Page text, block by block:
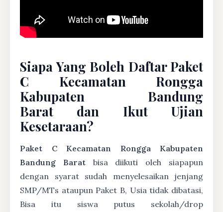
Siapa Yang Boleh Daftar Paket
C Kecamatan Rongga
Kabupaten Bandung
Barat dan Ikut Ujian
Kesetaraan?
Paket C Kecamatan Rongga Kabupaten
Bandung Baratbisa diikuti oleh siapapun
dengan syarat sudah menyelesaikan jenjang
SMP/MTs ataupun Paket B, Usia tidak dibatasi,
Bisa itu siswa putus sekolah/drop